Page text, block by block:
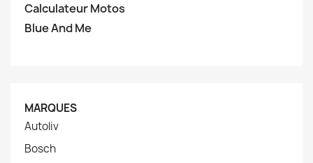
Calculateur Motos
Blue And Me
MARQUES
Autoliv
Bosch